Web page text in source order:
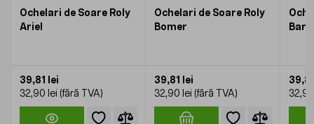
Ochelari de Soare Roly
Ariel
39,81 lei
32,90 lei
Ochelari de Soare Roly
Bomer
39,81 lei
32,90 lei
Bari